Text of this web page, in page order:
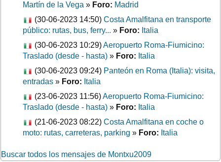
Martín de la Vega » Foro: Madrid
(30-06-2023 14:50) Costa Amalfitana en transporte
público: rutas, bus, ferry... » Foro: Italia
(30-06-2023 10:29)Aeropuerto Roma-Fiumicino:
Traslado (desde - hasta) » Foro: Italia
(30-06-2023 09:24) Panteón en Roma (Italia): visita,
entradas » Foro: Italia
(23-06-2023 11:56)Aeropuerto Roma-Fiumicino:
Traslado (desde - hasta) » Foro: Italia
(21-06-2023 08:22) Costa Amalfitana en coche o
moto: rutas, carreteras, parking » Foro: Italia
Buscar todos los mensajes de Montxu2009